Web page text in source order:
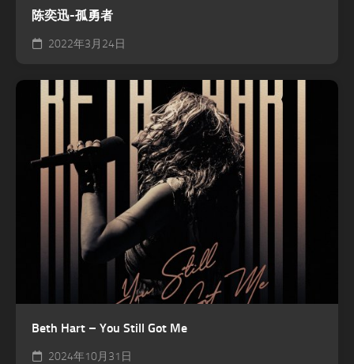
陈奕迅-孤勇者
2022年3月24日
Beth Hart – You Still Got Me
2024年10月31日